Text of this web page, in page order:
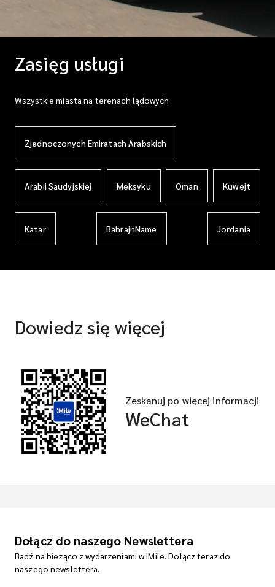
Zasięg usługi
Wszystkie miasta na terenach lądowych
Zjednoczonych Emiratach Arabskich
Arabii Saudyjskiej Meksyku Oman Kuwejt
Katar BahrajnName Jordania
Dowiedz się więcej
Zeskanuj po więcej informacji
WeChat
Dołącz do naszego Newslettera
Bądź na bieżąco z wydarzeniami w iMile. Dołącz teraz do
naszego newslettera.